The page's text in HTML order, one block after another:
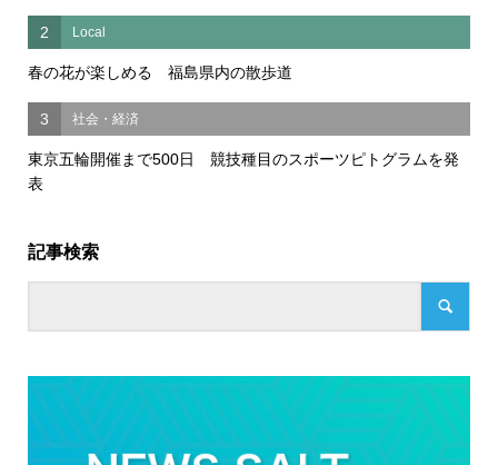
2 Local
春の花が楽しめる 福島県内の散歩道
3 社会・経済
東京五輪開催まで500日 競技種目のスポーツピトグラムを発
表
記事検索